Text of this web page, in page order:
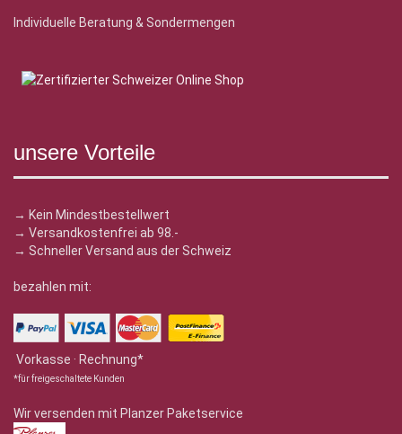
Individuelle Beratung & Sondermengen
unsere Vorteile
→ Kein Mindestbestellwert
→ Versandkostenfrei ab 98.-
→ Schneller Versand aus der Schweiz
bezahlen mit:
Vorkasse · Rechnung*
*für freigeschaltete Kunden
Wir versenden mit Planzer Paketservice